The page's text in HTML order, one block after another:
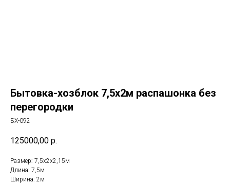
Бытовка-хозблок 7,5х2м распашонка без
перегородки
БХ-092
125000,00 р.
Размер: 7,5х2х2,15м
Длина: 7,5м
Ширина: 2м